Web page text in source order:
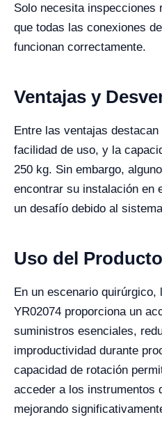
Solo necesita inspecciones
que todas las conexiones
funcionan correctamente.
Ventajas y
Entre las ventajas
facilidad de uso, y la
250 kg. Sin embargo,
encontrar su instalación en
un desafío debido al
Uso del
En un escenario quirúrgico,
YR02074 proporciona un
suministros esenciales,
improductividad durante
capacidad de rotación
acceder a los instrumentos
mejorando